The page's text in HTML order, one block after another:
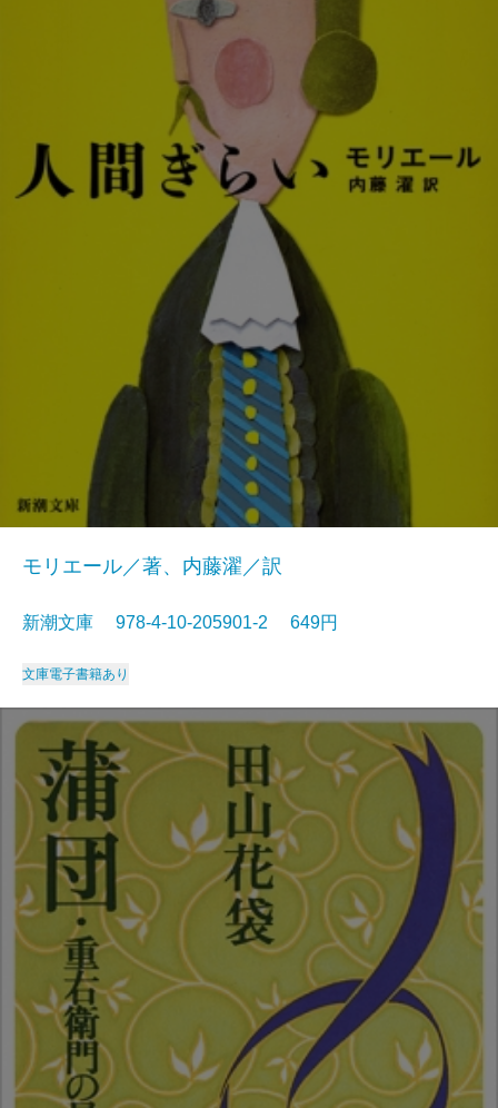
モリエール／著、内藤濯／訳
新潮文庫 978-4-10-205901-2 649円
文庫電子書籍あり